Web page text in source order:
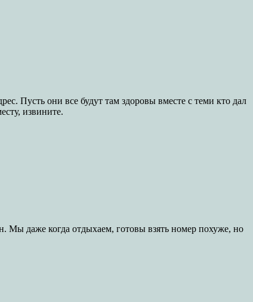
Пусть они все будут там здоровы вместе с теми кто дал
извините.
Мы даже когда отдыхаем, готовы взять номер похуже, но